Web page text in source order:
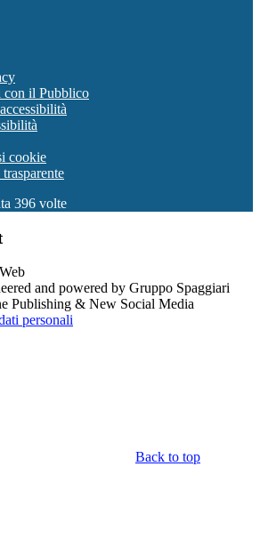
il Pubblico
cookie
396 volte
and powered by Gruppo Spaggiari
Publishing & New Social Media
personali
Back to top